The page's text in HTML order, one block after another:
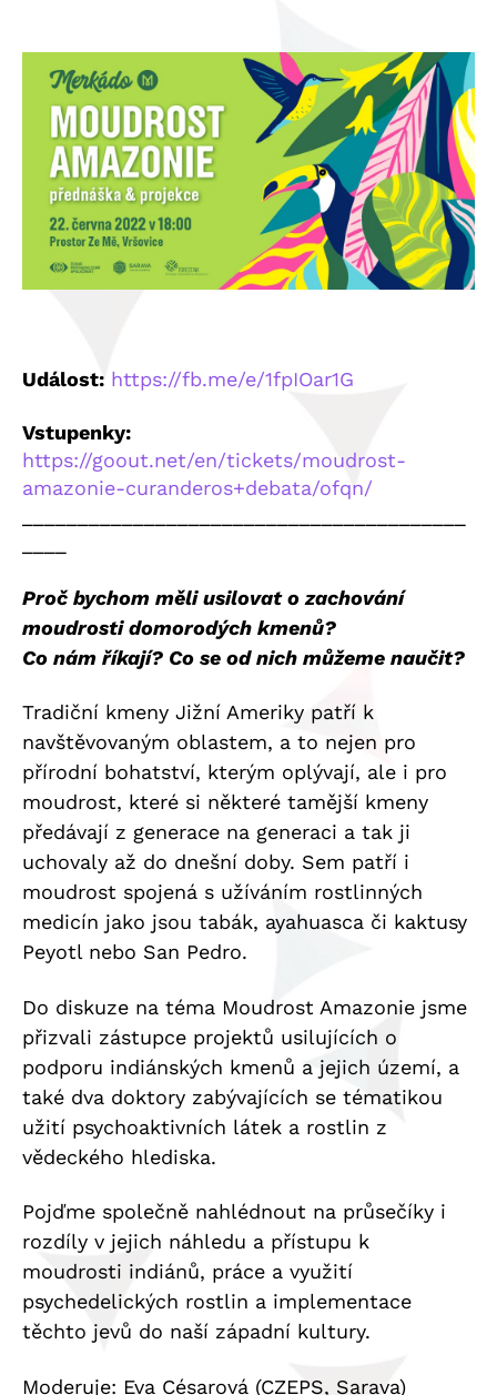
Událost: https://fb.me/e/1fpIOar1G
Vstupenky:
https://goout.net/en/tickets/moudrost-
amazonie-curanderos+debata/ofqn/
Proč bychom měli usilovat o zachování
moudrosti domorodých kmenů?
Co nám říkají? Co se od nich můžeme naučit?
Tradiční kmeny Jižní Ameriky patří k
navštěvovaným oblastem, a to nejen pro
přírodní bohatství, kterým oplývají, ale i pro
moudrost, které si některé tamější kmeny
předávají z generace na generaci a tak ji
uchovaly až do dnešní doby. Sem patří i
moudrost spojená s užíváním rostlinných
medicín jako jsou tabák, ayahuasca či kaktusy
Peyotl nebo San Pedro.
Do diskuze na téma Moudrost Amazonie jsme
přizvali zástupce projektů usilujících o
podporu indiánských kmenů a jejich území, a
také dva doktory zabývajících se tématikou
užití psychoaktivních látek a rostlin z
vědeckého hlediska.
Pojďme společně nahlédnout na průsečíky i
rozdíly v jejich náhledu a přístupu k
moudrosti indiánů, práce a využití
psychedelických rostlin a implementace
těchto jevů do naší západní kultury.
Moderuje: Eva Césarová (CZEPS, Sarava)